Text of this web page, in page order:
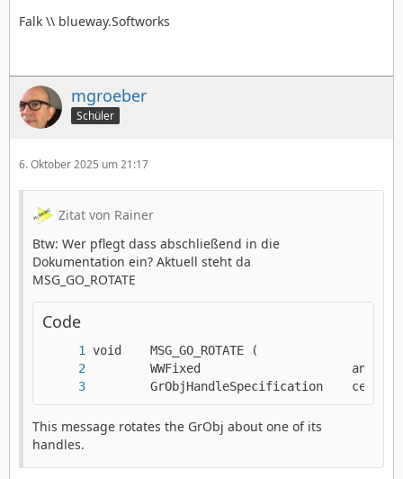
Falk \\ blueway.Softworks
mgroeber
Schüler
6. Oktober 2025 um 21:17
Zitat von Rainer
Btw: Wer pflegt dass abschließend in die
Dokumentation ein? Aktuell steht da
MSG_GO_ROTATE
Code
GrObjHandleSpecification
This message rotates the GrObj about one of its
handles.